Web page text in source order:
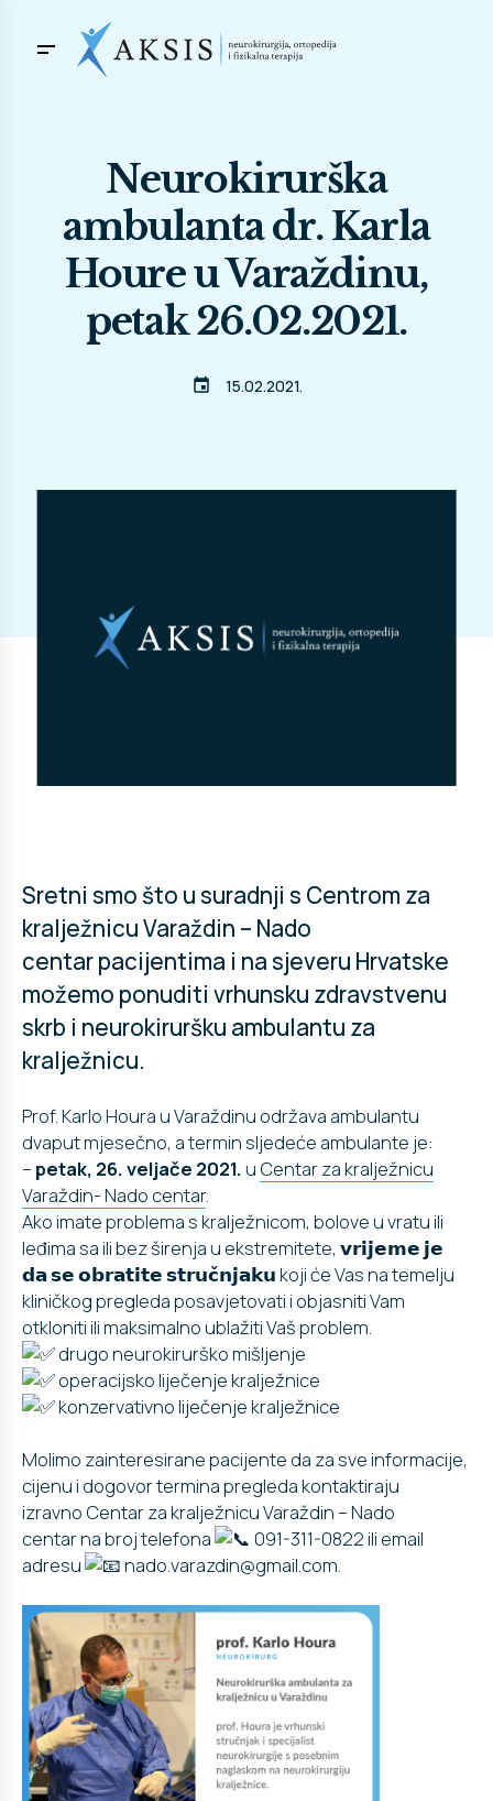
Neurokirurška
ambulanta dr. Karla
Houre u Varaždinu,
petak 26.02.2021.
event 15.02.2021.
Sretni smo što u suradnji s Centrom za
kralježnicu Varaždin – Nado
centar pacijentima i na sjeveru Hrvatske
možemo ponuditi vrhunsku zdravstvenu
skrb i neurokiruršku ambulantu za
kralježnicu.
Prof. Karlo Houra u Varaždinu održava ambulantu
dvaput mjesečno, a termin sljedeće ambulante je:
– petak, 26. veljače 2021. u Centar za kralježnicu
Varaždin- Nado centar.
Ako imate problema s kralježnicom, bolove u vratu ili
leđima sa ili bez širenja u ekstremitete, 𝘃𝗿𝗶𝗷𝗲𝗺𝗲 𝗷𝗲
𝗱𝗮 𝘀𝗲 𝗼𝗯𝗿𝗮𝘁𝗶𝘁𝗲 𝘀𝘁𝗿𝘂𝗰̌𝗻𝗷𝗮𝗸𝘂 koji će Vas na temelju
kliničkog pregleda posavjetovati i objasniti Vam
otkloniti ili maksimalno ublažiti Vaš problem.
drugo neurokirurško mišljenje
operacijsko liječenje kralježnice
konzervativno liječenje kralježnice
Molimo zainteresirane pacijente da za sve informacije,
cijenu i dogovor termina pregleda kontaktiraju
izravno Centar za kralježnicu Varaždin – Nado
centarna broj telefona
091-311-0822 ili email
adresu
nado.varazdin@gmail.com.